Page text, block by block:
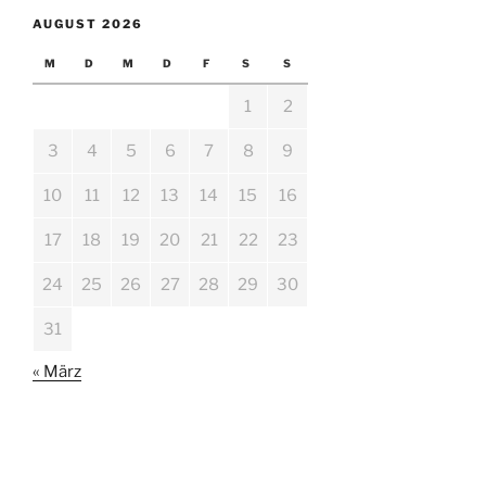
AUGUST 2026
M D M D F S S
1 2
3 4 5 6 7 8 9
10 11 12 13 14 15 16
17 18 19 20 21 22 23
24 25 26 27 28 29 30
31
« März